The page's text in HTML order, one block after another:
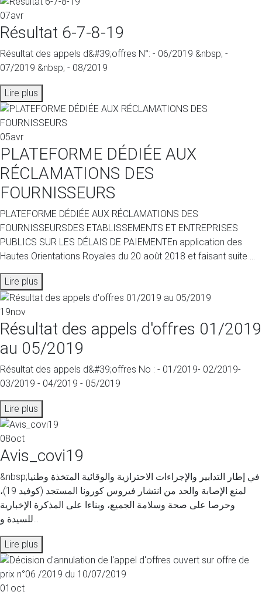
07avr
Résultat 6-7-8-19
Résultat des appels d&#39;offres N°: - 06/2019 &nbsp; -
07/2019 &nbsp; - 08/2019
Lire plus
05avr
PLATEFORME DÉDIÉE AUX
RÉCLAMATIONS DES
FOURNISSEURS
PLATEFORME DÉDIÉE AUX RÉCLAMATIONS DES
FOURNISSEURSDES ETABLISSEMENTS ET ENTREPRISES
PUBLICS SUR LES DÉLAIS DE PAIEMENTEn application des
Hautes Orientations Royales du 20 août 2018 et faisant suite ...
Lire plus
19nov
Résultat des appels d'offres 01/2019
au 05/2019
Résultat des appels d&#39;offres No : - 01/2019- 02/2019-
03/2019 - 04/2019 - 05/2019
Lire plus
08oct
Avis_covi19
&nbsp;في إطار التدابير والإجراءات الاحترازية والوقائية المتخذة وطنيا
لمنع الإصابة والحد من انتشار فيروس كورونا المستجد (كوفيد 19)،
وحرصا على صحة وسلامة الجميع، وبناءا على المذكرة الإخبارية
للسيدة و...
Lire plus
01 oct